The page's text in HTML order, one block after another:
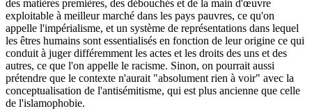
des matières premières, des débouchés et de la main d'œuvre
exploitable à meilleur marché dans les pays pauvres, ce qu'on
appelle l'impérialisme, et un système de représentations dans lequel
les êtres humains sont essentialisés en fonction de leur origine ce qui
conduit à juger différemment les actes et les droits des uns et des
autres, ce que l'on appelle le racisme. Sinon, on pourrait aussi
prétendre que le contexte n'aurait "absolument rien à voir" avec la
conceptualisation de l'antisémitisme, qui est plus ancienne que celle
de l'islamophobie.